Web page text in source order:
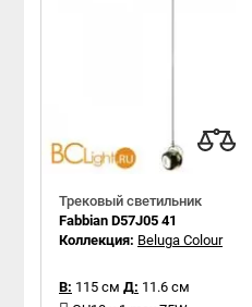
Трековый светильник
Fabbian D57J05 41
Коллекция: Beluga Colour
В: 115 см Д: 11.6 см